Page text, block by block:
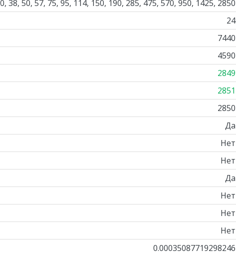
38, 50, 57, 75, 95, 114, 150, 190, 285, 475, 570, 950, 1425, 2850
24
7440
4590
2849
2851
2850
Да
Нет
Нет
Да
Нет
Нет
Нет
0.00035087719298246